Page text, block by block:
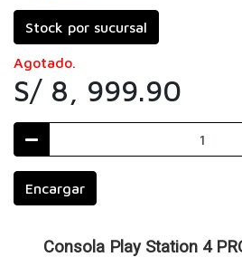
Stock por sucursal
Agotado.
S/ 8, 999.90
Encargar
Consola Play Station 4